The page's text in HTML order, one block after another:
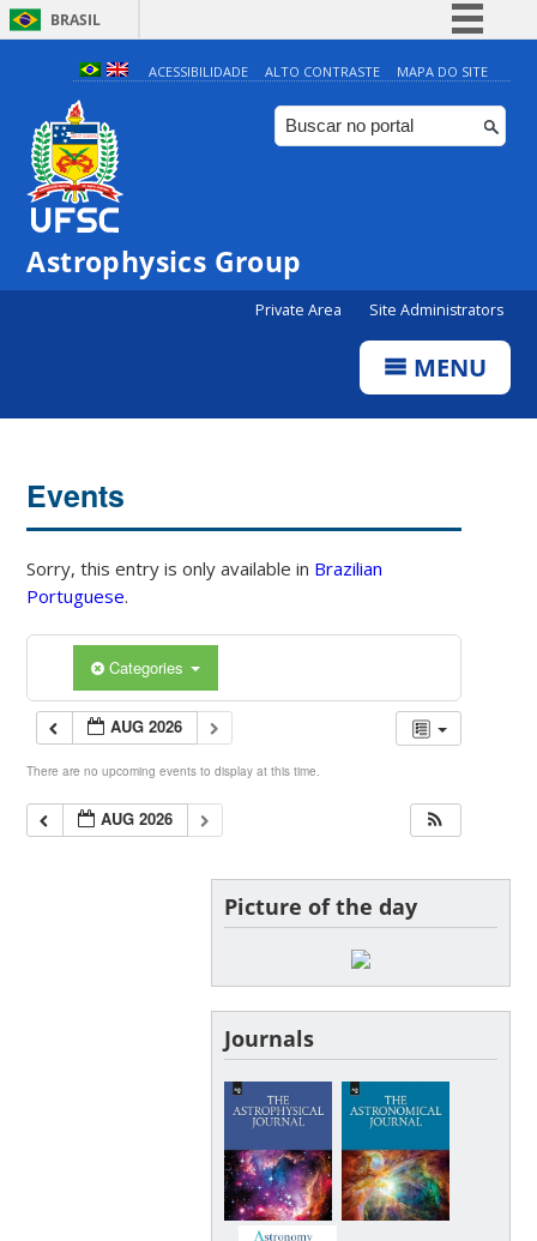
BRASIL
Simplifique!
Comunica BR
Participe
ACESSIBILIDADE ALTO CONTRASTE MAPA DO SITE
Astrophysics Group
Private Area Site Administrators
MENU
Events
Sorry, this entry is only available in Brazilian
Portuguese.
Categories
AUG 2026
There are no upcoming events to display at this time.
AUG 2026
Picture of the day
Journals